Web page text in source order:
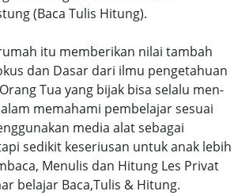
(Baca Tulis Hitung).
itu memberikan nilai tambah
dan Dasar dari ilmu pengetahuan
Tua yang bijak bisa selalu men-
memahami pembelajar sesuai
media alat sebagai
sedikit keseriusan untuk anak lebih
Menulis dan Hitung Les Privat
belajar Baca,Tulis & Hitung.